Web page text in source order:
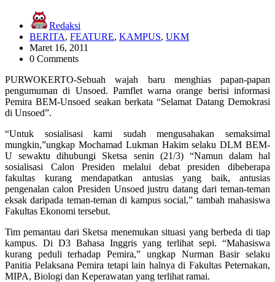
Redaksi
BERITA, FEATURE, KAMPUS, UKM
Maret 16, 2011
0 Comments
PURWOKERTO-Sebuah wajah baru menghias papan-papan
pengumuman di Unsoed. Pamflet warna orange berisi informasi
Pemira BEM-Unsoed seakan berkata “Selamat Datang Demokrasi
di Unsoed”.
“Untuk sosialisasi kami sudah mengusahakan semaksimal
mungkin,”ungkap Mochamad Lukman Hakim selaku DLM BEM-
U sewaktu dihubungi Sketsa senin (21/3) “Namun dalam hal
sosialisasi Calon Presiden melalui debat presiden dibeberapa
fakultas kurang mendapatkan antusias yang baik, antusias
pengenalan calon Presiden Unsoed justru datang dari teman-teman
eksak daripada teman-teman di kampus social,” tambah mahasiswa
Fakultas Ekonomi tersebut.
Tim pemantau dari Sketsa menemukan situasi yang berbeda di tiap
kampus. Di D3 Bahasa Inggris yang terlihat sepi. “Mahasiswa
kurang peduli terhadap Pemira,” ungkap Nurman Basir selaku
Panitia Pelaksana Pemira tetapi lain halnya di Fakultas Peternakan,
MIPA, Biologi dan Keperawatan yang terlihat ramai.